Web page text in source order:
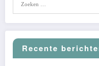
Recente